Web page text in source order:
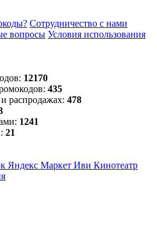
Сотрудничество с нами
вопросы Условия использования
12170
435
распродажах: 478
1241
21
Яндекс Маркет Иви Кинотеатр